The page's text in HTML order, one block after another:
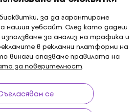
за да гарантираме
нашия уебсайт. След като дадеш
за анализ на трафика и
в рекламни платформи на
винаги спазваме правилата на
за поверителност.
се
Максимално звуково